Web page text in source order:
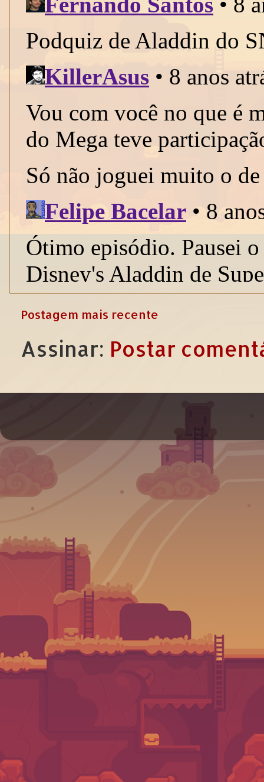
Postagem mais recente
Assinar: Postar